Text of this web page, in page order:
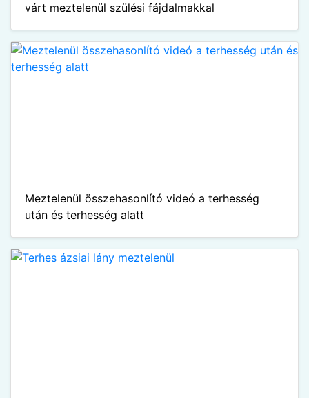
várt meztelenül szülési fájdalmakkal
Meztelenül összehasonlító videó a terhesség
után és terhesség alatt